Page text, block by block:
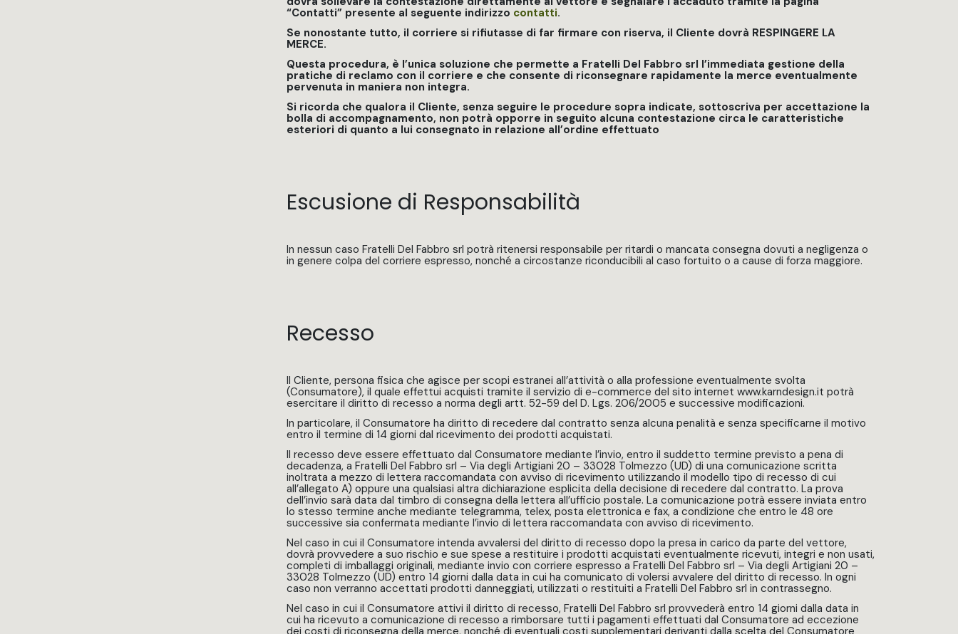
“Contatti” presente al seguente indirizzo contatti.
Se nonostante tutto, il corriere si rifiutasse di far firmare con riserva, il Cliente dovrà RESPINGERE LA
MERCE.
Questa procedura, è l’unica soluzione che permette a Fratelli Del Fabbro srl l’immediata gestione della
pratiche di reclamo con il corriere e che consente di riconsegnare rapidamente la merce eventualmente
pervenuta in maniera non integra.
Si ricorda che qualora il Cliente, senza seguire le procedure sopra indicate, sottoscriva per accettazione la
bolla di accompagnamento, non potrà opporre in seguito alcuna contestazione circa le caratteristiche
esteriori di quanto a lui consegnato in relazione all’ordine effettuato
Escusione di Responsabilità
In nessun caso Fratelli Del Fabbro srl potrà ritenersi responsabile per ritardi o mancata consegna dovuti a negligenza o
in genere colpa del corriere espresso, nonché a circostanze riconducibili al caso fortuito o a cause di forza maggiore.
Recesso
Il Cliente, persona fisica che agisce per scopi estranei all’attività o alla professione eventualmente svolta
(Consumatore), il quale effettui acquisti tramite il servizio di e-commerce del sito internet www.karndesign.it potrà
esercitare il diritto di recesso a norma degli artt. 52-59 del D. Lgs. 206/2005 e successive modificazioni.
In particolare, il Consumatore ha diritto di recedere dal contratto senza alcuna penalità e senza specificarne il motivo
entro il termine di 14 giorni dal ricevimento dei prodotti acquistati.
Il recesso deve essere effettuato dal Consumatore mediante l’invio, entro il suddetto termine previsto a pena di
decadenza, a Fratelli Del Fabbro srl – Via degli Artigiani 20 – 33028 Tolmezzo (UD) di una comunicazione scritta
inoltrata a mezzo di lettera raccomandata con avviso di ricevimento utilizzando il modello tipo di recesso di cui
all’allegato A) oppure una qualsiasi altra dichiarazione esplicita della decisione di recedere dal contratto. La prova
dell’invio sarà data dal timbro di consegna della lettera all’ufficio postale. La comunicazione potrà essere inviata entro
lo stesso termine anche mediante telegramma, telex, posta elettronica e fax, a condizione che entro le 48 ore
successive sia confermata mediante l’invio di lettera raccomandata con avviso di ricevimento.
Nel caso in cui il Consumatore intenda avvalersi del diritto di recesso dopo la presa in carico da parte del vettore,
dovrà provvedere a suo rischio e sue spese a restituire i prodotti acquistati eventualmente ricevuti, integri e non usati,
completi di imballaggi originali, mediante invio con corriere espresso a Fratelli Del Fabbro srl – Via degli Artigiani 20 –
33028 Tolmezzo (UD) entro 14 giorni dalla data in cui ha comunicato di volersi avvalere del diritto di recesso. In ogni
caso non verranno accettati prodotti danneggiati, utilizzati o restituiti a Fratelli Del Fabbro srl in contrassegno.
Nel caso in cui il Consumatore attivi il diritto di recesso, Fratelli Del Fabbro srl provvederà entro 14 giorni dalla data in
cui ha ricevuto a comunicazione di recesso a rimborsare tutti i pagamenti effettuati dal Consumatore ad eccezione
dei costi di riconsegna della merce, nonché di eventuali costi supplementari derivanti dalla scelta del Consumatore